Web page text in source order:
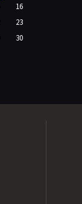
16
23
30